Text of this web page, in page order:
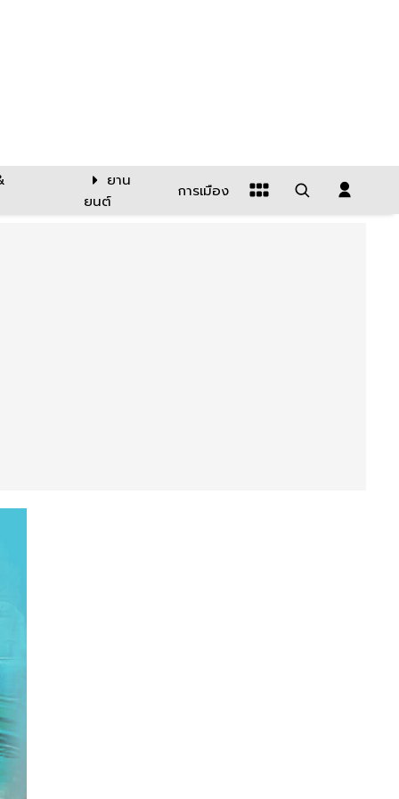
ยาน
ยนต์
การเมือง